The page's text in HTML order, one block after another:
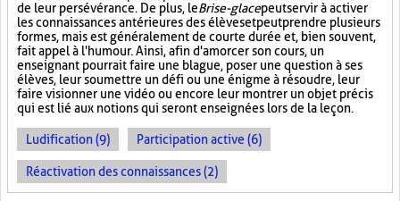
de leur persévérance. De plus, leBrise-glacepeut servir à activer
les connaissances antérieures des élèves et peut prendre plusieurs
formes, mais est généralement de courte durée et, bien souvent,
fait appel à l'humour. Ainsi, afin d'amorcer son cours, un
enseignant pourrait faire une blague, poser une question à ses
élèves, leur soumettre un défi ou une énigme à résoudre, leur
faire visionner une vidéo ou encore leur montrer un objet précis
qui est lié aux notions qui seront enseignées lors de la leçon.
Ludification (9) Participation active (6)
Réactivation des connaissances (2)